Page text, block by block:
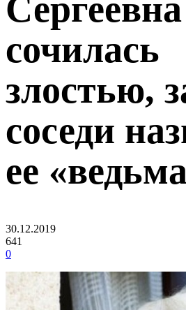
Сергеевна
сочилась
злостью,
соседи
ее
30.12.2019
641
0